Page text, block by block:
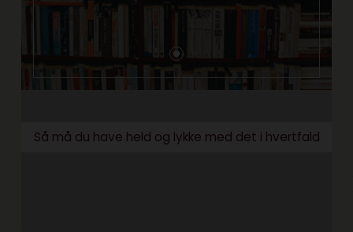
Så må du have held og lykke med det i hvertfald